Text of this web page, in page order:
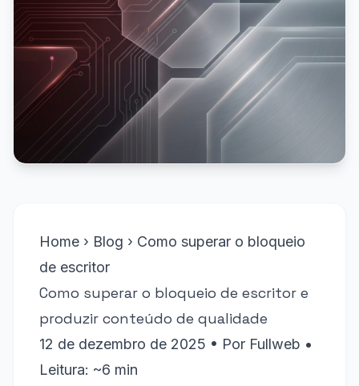
Home › Blog › Como superar o bloqueio
de escritor
Como superar o bloqueio de escritor e
produzir conteúdo de qualidade
12 de dezembro de 2025 • Por Fullweb •
Leitura: ~6 min